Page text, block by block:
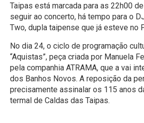
Taipas está marcada para as 22h00
seguir ao concerto, há tempo para o
Two, dupla taipense que já esteve no
No dia 24, o ciclo de programação
“Aquistas”, peça criada por Manuela
pela companhia ATRAMA, que a vai
dos Banhos Novos. A reposição da
precisamente assinalar os 115 anos
termal de Caldas das Taipas.